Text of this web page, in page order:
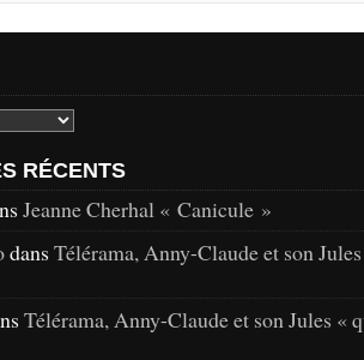
RÉCENTS
Jeanne Cherhal « Canicule »
dans Télérama, Anny-Claude et son
Télérama, Anny-Claude et son Jules «